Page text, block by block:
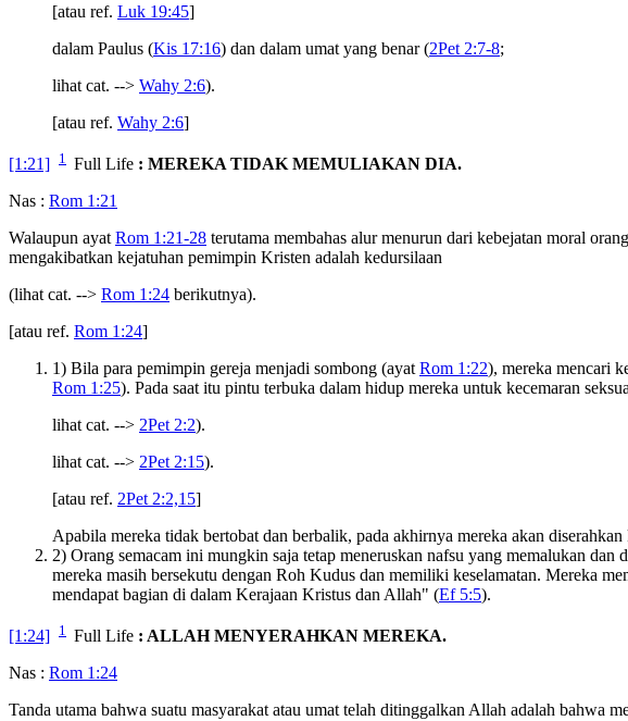
[atau ref. Luk 19:45]
dalam Paulus (Kis 17:16) dan dalam umat yang benar (2Pet 2:7-8;
lihat cat. --> Wahy 2:6).
[atau ref. Wahy 2:6]
[1:21] 1 Full Life : MEREKA TIDAK MEMULIAKAN DIA.
Nas : Rom 1:21
Walaupun ayat Rom 1:21-28 terutama membahas alur menurun dari kebejatan moral
mengakibatkan kejatuhan pemimpin Kristen adalah kedursilaan
(lihat cat. --> Rom 1:24 berikutnya).
[atau ref. Rom 1:24]
1) Bila para pemimpin gereja menjadi sombong (ayat Rom 1:22), mereka mencari
Rom 1:25). Pada saat itu pintu terbuka dalam hidup mereka untuk kecemaran
lihat cat. --> 2Pet 2:2).
lihat cat. --> 2Pet 2:15).
[atau ref. 2Pet 2:2,15]
Apabila mereka tidak bertobat dan berbalik, pada akhirnya mereka akan
2) Orang semacam ini mungkin saja tetap meneruskan nafsu yang memalukan
mereka masih bersekutu dengan Roh Kudus dan memiliki keselamatan. Mereka
mendapat bagian di dalam Kerajaan Kristus dan Allah" (Ef 5:5).
[1:24] 1 Full Life : ALLAH MENYERAHKAN MEREKA.
Nas : Rom 1:24
Tanda utama bahwa suatu masyarakat atau umat telah ditinggalkan Allah adalah bahwa